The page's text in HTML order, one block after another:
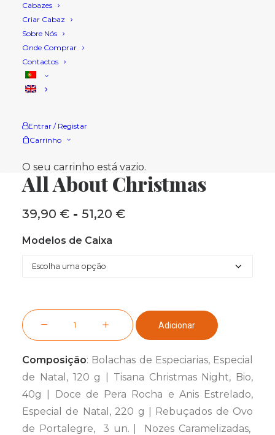
Cabazes
Criar Cabaz
Sobre Nós
Onde Comprar
Contactos
Entrar / Registar
Carrinho
O seu carrinho está vazio.
All About Christmas
39,90 € - 51,20 €
Modelos de Caixa
Quantidade
de
About
Christmas
Adicionar
Composição: Bolachas de Especiarias, Especial
de Natal, 120 g | Tisana Christmas Night, Bio,
40g | Doce de Pera Rocha e Anis Estrelado,
Especial de Natal, 220 g | Rebuçados de Ovo
de Portalegre, 3 un. | Nozes Caramelizadas,